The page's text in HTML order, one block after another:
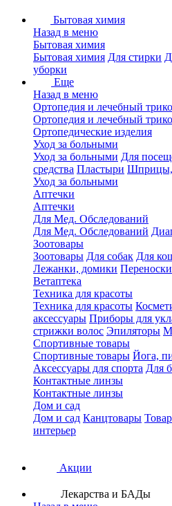
Бытовая химия
Назад в меню
Бытовая химия
Бытовая химия Для стирки
уборки
Еще
Назад в меню
Ортопедия и лечебный
Ортопедия и лечебный
Ортопедические изделия
Уход за больными
Уход за больными Для
средства Пластыри Шприцы,
Уход за больными
Аптечки
Аптечки
Для Мед. Обследований
Для Мед. Обследований
Зоотовары
Зоотовары Для собак Для
Лежанки, домики Переноски
Ветаптека
Техника для красоты
Техника для красоты
аксессуары Приборы для
стрижки волос Эпиляторы
Спортивные товары
Спортивные товары Йога,
Аксессуары для спорта Для
Контактные линзы
Контактные линзы
Дом и сад
Дом и сад Канцтовары
интерьер
Акции
Лекарства и БАДы